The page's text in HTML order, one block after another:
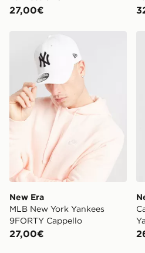
27,00€
New Era MLB New York
New Era
MLB New York Yankees
9FORTY Cappello
27,00€